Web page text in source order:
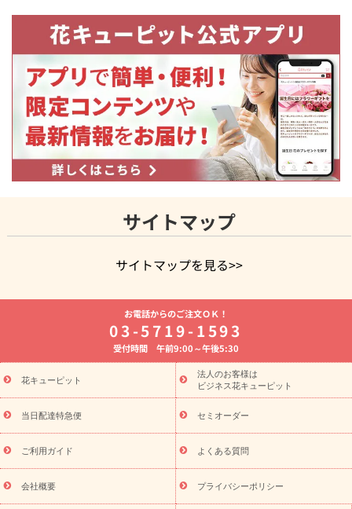
サイトマップ
サイトマップを見る>>
よく贈られる花
お祝いの花特集
誕生日フラワーギフト特集
8月の誕生花(トルコキキョウ)
開店・開業祝い
お供え・お悔やみ お供え・お悔やみの花
通夜・葬儀に贈る花 胡蝶蘭・花鉢
ーブドフラワー
季節のイベント
ひまわり ギフト・プレゼント
特集
お盆 花（新盆・初盆） 季節のイベント
お盆 花（新
盆・初盆）
お盆 花（新盆・初盆）
お盆・お供え 花とセットギ
フト
お盆・お供え プリザーブドフラワー
ひまわり ギフト・プ
レゼント特集
夏の花贈り・お中元・暑中見舞い 花のギフト特集
敬老の日におくる花ギフト・プレゼント特集
花ギフト・プレゼント特集
敬老の日 花のおすすめランキング
敬
老の日 花鉢植えのギフト・プレゼント特集
敬老の日 花とセットギ
フト・プレゼント特集
敬老の日の花 全てのギフト一覧
キャン
お電話からのご注文ＯＫ！
03-5719-1593
受付時間 午前9:00～午後5:30
花キューピット
法人のお客様は
ビジネス花キューピット
当日配達特急便 セミオーダー
ご利用ガイド よくある質問
会社概要 プライバシーポリシー